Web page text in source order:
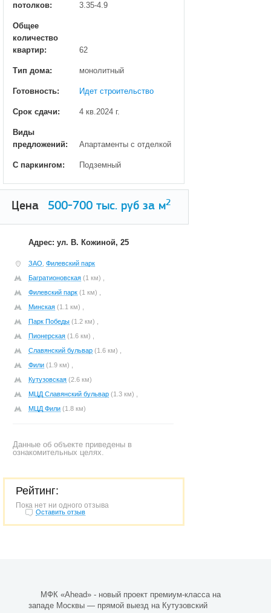
потолков:
3.35-4.9
Общее
количество
квартир:
62
Тип дома: монолитный
Готовность: Идет строительство
Срок сдачи: 4 кв.2024 г.
Виды
предложений:
Апартаменты с отделкой
С паркингом: Подземный
Цена 500-700 тыс. руб за м2
Адрес: ул. В. Кожиной, 25
ЗАО Филевский парк
Багратионовская (1 км) ,
Филевский парк (1 км) ,
Минская (1.1 км) ,
Парк Победы (1.2 км) ,
Пионерская (1.6 км) ,
Славянский бульвар (1.6 км) ,
Фили (1.9 км) ,
Кутузовская (2.6 км)
МЦД Славянский бульвар (1.3 км) ,
МЦД Фили (1.8 км)
Данные об объекте приведены в
ознакомительных целях.
Рейтинг:
Пока нет ни одного отзыва
Оставить отзыв
МФК «Ahead» - новый проект премиум-класса на
западе Москвы — прямой выезд на Кутузовский